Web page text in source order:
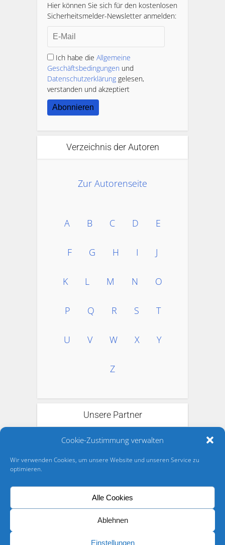
Cookie-Zustimmung verwalten
Wir verwenden Cookies, um unsere Website und unseren Service zu
optimieren.
Alle Cookies
Ablehnen
Einstellungen
Hier können Sie sich für den kostenlosen
Sicherheitsmelder-Newsletter anmelden:
Ich habe die Allgemeine
Geschäftsbedingungen und
Datenschutzerklärung gelesen,
verstanden und akzeptiert
Abonnieren
Verzeichnis der Autoren
Zur Autorenseite
A B C D E
F G H I J
K L M N O
P Q R S T
U V W X Y
Z
Unsere Partner